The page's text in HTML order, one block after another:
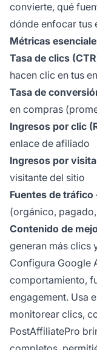
convierte, qué
dónde enfocar tus
Métricas
Tasa de clics
hacen clic en tus
Tasa de
en compras
Ingresos por clic
enlace de afiliado
Ingresos por
visitante del sitio
Fuentes de tráfico
(orgánico,
Contenido de
generan más clics
Configura Google
comportamiento,
engagement. Usa
monitorear clics,
PostAffiliatePro